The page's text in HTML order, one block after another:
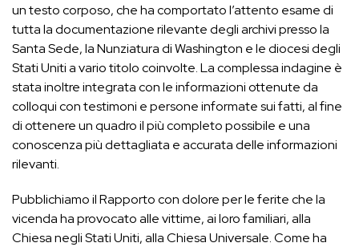
un testo corposo, che ha comportato l’attento esame di
tutta la documentazione rilevante degli archivi presso la
Santa Sede, la Nunziatura di Washington e le diocesi degli
Stati Uniti a vario titolo coinvolte. La complessa indagine è
stata inoltre integrata con le informazioni ottenute da
colloqui con testimoni e persone informate sui fatti, al fine
di ottenere un quadro il più completo possibile e una
conoscenza più dettagliata e accurata delle informazioni
rilevanti.
Pubblichiamo il Rapporto con dolore per le ferite che la
vicenda ha provocato alle vittime, ai loro familiari, alla
Chiesa negli Stati Uniti, alla Chiesa Universale. Come ha